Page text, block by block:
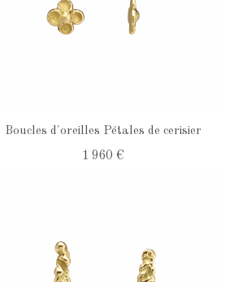
Boucles d'oreilles Pétales de cerisier
1 960 €